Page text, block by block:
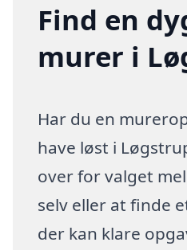
Find en
murer i
Har du en
have løst i
over for valget
selv eller at finde
der kan klare